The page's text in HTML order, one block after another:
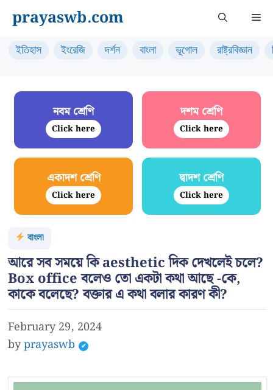
content
prayaswb.com
ইতিহাস ইংরেজি দর্শন বাংলা ভূগোল রাষ্ট্রবিজ্ঞান
নবম শ্রেণি
Click here
দশম শ্রেণি
Click here
একাদশ শ্রেণি
Click here
দ্বাদশ শ্রেণি
Click here
বাংলা
আরে সব সময়ে কি aesthetic দিক দেখলেই চলে?
Box office বলেও তো একটা কথা আছে -কে,
কাকে বলেছে? বক্তার এ কথা বলার কারণ কী?
February 29, 2024
byprayaswb